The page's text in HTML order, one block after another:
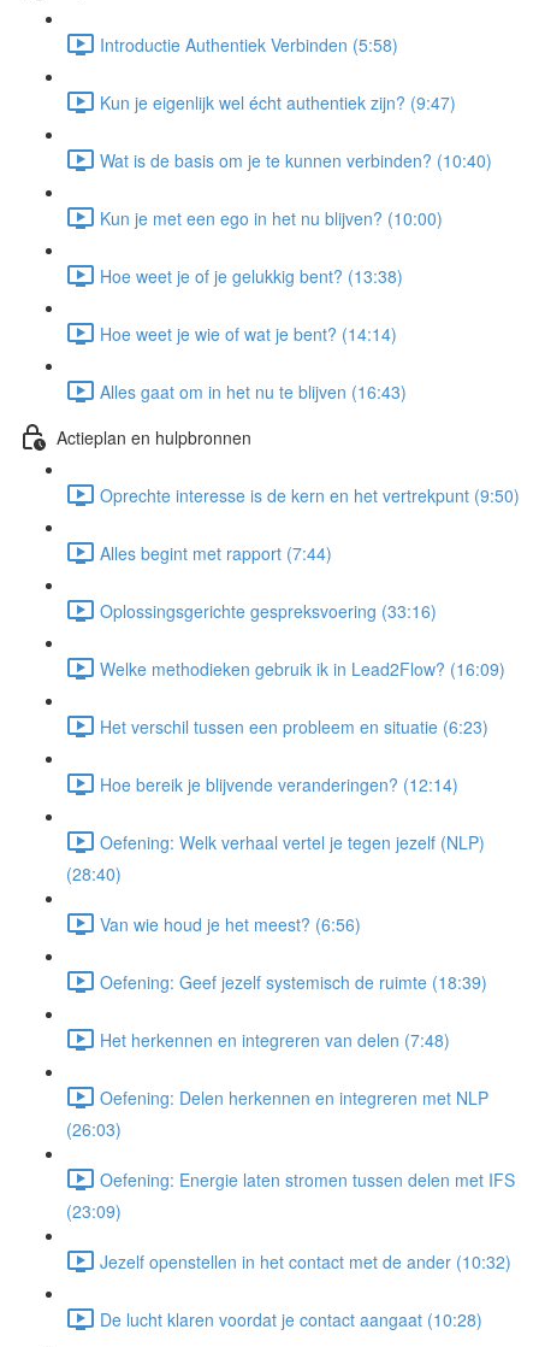
Introductie Authentiek Verbinden (5:58)
Kun je eigenlijk wel écht authentiek zijn? (9:47)
Wat is de basis om je te kunnen verbinden? (10:40)
Kun je met een ego in het nu blijven? (10:00)
Hoe weet je of je gelukkig bent? (13:38)
Hoe weet je wie of wat je bent? (14:14)
Alles gaat om in het nu te blijven (16:43)
Actieplan en hulpbronnen
Oprechte interesse is de kern en het vertrekpunt (9:50)
Alles begint met rapport (7:44)
Oplossingsgerichte gespreksvoering (33:16)
Welke methodieken gebruik ik in Lead2Flow? (16:09)
Het verschil tussen een probleem en situatie (6:23)
Hoe bereik je blijvende veranderingen? (12:14)
Oefening: Welk verhaal vertel je tegen jezelf (NLP)
(28:40)
Van wie houd je het meest? (6:56)
Oefening: Geef jezelf systemisch de ruimte (18:39)
Het herkennen en integreren van delen (7:48)
Oefening: Delen herkennen en integreren met NLP
(26:03)
Oefening: Energie laten stromen tussen delen met IFS
(23:09)
Jezelf openstellen in het contact met de ander (10:32)
De lucht klaren voordat je contact aangaat (10:28)